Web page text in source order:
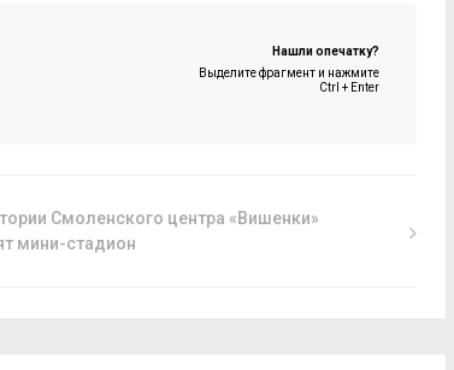
Нашли опечатку?
Выделите фрагмент и нажмите
Ctrl + Enter
Смоленского центра «Вишенки»
мини-стадион